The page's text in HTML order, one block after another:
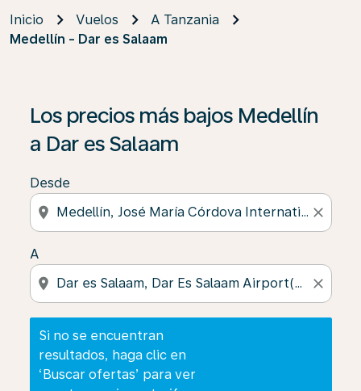
Inicio Vuelos
A Tanzania
Medellín - Dar es Salaam
Los precios más bajos Medellín
a Dar es Salaam
Desde
location_on close
A
location_on close
Si no se encuentran
resultados, haga clic en
‘Buscar ofertas’ para ver
Si no se encuentran resultados, haga clic en ‘Buscar